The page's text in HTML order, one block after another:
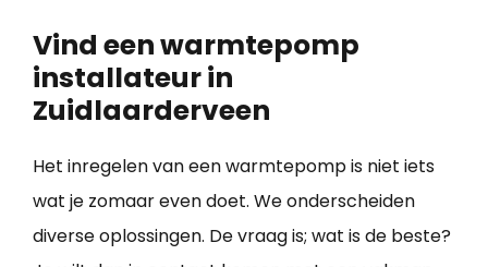
Vind een warmtepomp
installateur in
Zuidlaarderveen
Het inregelen van een warmtepomp is niet iets
wat je zomaar even doet. We onderscheiden
diverse oplossingen. De vraag is; wat is de beste?